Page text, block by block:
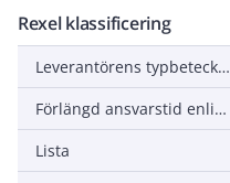
Rexel klassificering
Leverantörens typbeteckning
Förlängd ansvarstid enligt ALEM-09
Lista